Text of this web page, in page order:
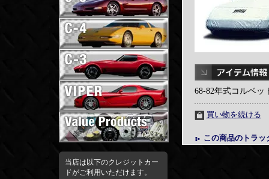
68-82年式コルベッ
買い物を続ける
この商品のトラッ
当店は以下のクレジットカー
ドがご利用いただけます。